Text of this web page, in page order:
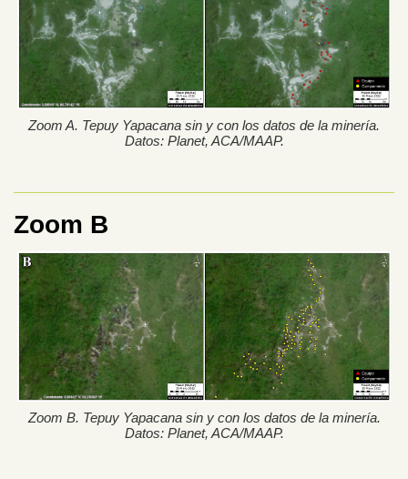
Zoom A. Tepuy Yapacana sin y con los datos de la minería.
Datos: Planet, ACA/MAAP.
Zoom B
Zoom B. Tepuy Yapacana sin y con los datos de la minería.
Datos: Planet, ACA/MAAP.